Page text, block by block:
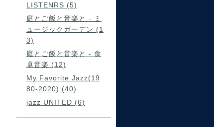
LISTENRS (5)
庭とご飯と音楽と - ミ
ュージックガーデン (1
3)
庭とご飯と音楽と - 食
卓音楽 (12)
My Favorite Jazz(19
80-2020) (40)
jazz UNITED (6)